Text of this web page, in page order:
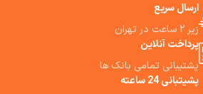
ارسال سریع
زیر ۲ ساعت در تهران
پرداخت آنلاین
پشتیبانی تمامی بانک ها
پشیتبانی 24 ساعته